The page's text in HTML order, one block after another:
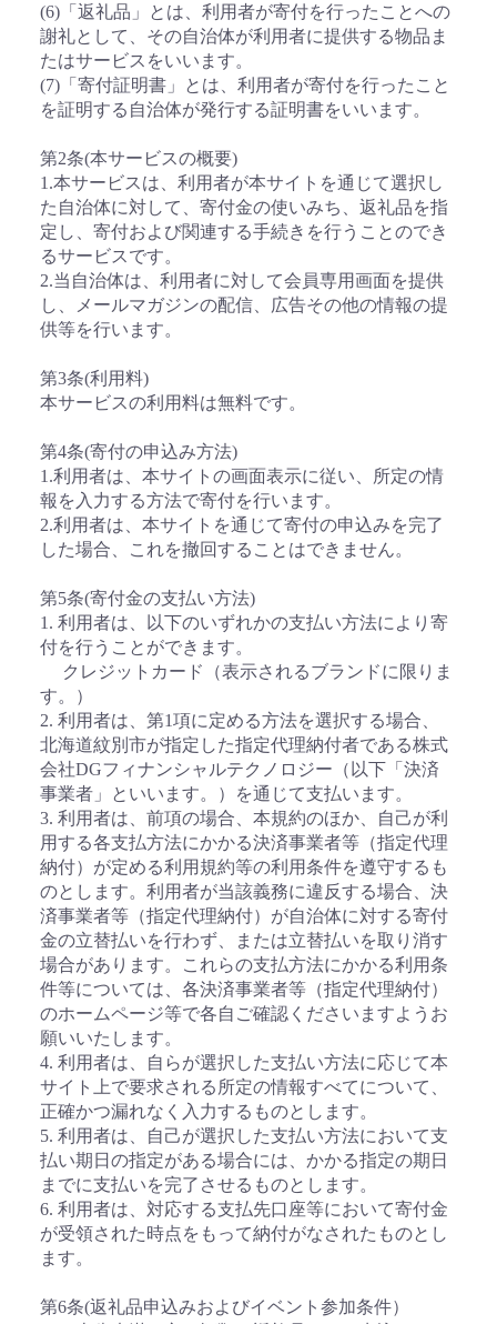
(6)「返礼品」とは、利用者が寄付を行ったことへの
謝礼として、その自治体が利用者に提供する物品ま
たはサービスをいいます。
(7)「寄付証明書」とは、利用者が寄付を行ったこと
を証明する自治体が発行する証明書をいいます。
第2条(本サービスの概要)
1.本サービスは、利用者が本サイトを通じて選択し
た自治体に対して、寄付金の使いみち、返礼品を指
定し、寄付および関連する手続きを行うことのでき
るサービスです。
2.当自治体は、利用者に対して会員専用画面を提供
し、メールマガジンの配信、広告その他の情報の提
供等を行います。
第3条(利用料)
本サービスの利用料は無料です。
第4条(寄付の申込み方法)
1.利用者は、本サイトの画面表示に従い、所定の情
報を入力する方法で寄付を行います。
2.利用者は、本サイトを通じて寄付の申込みを完了
した場合、これを撤回することはできません。
第5条(寄付金の支払い方法)
1. 利用者は、以下のいずれかの支払い方法により寄
付を行うことができます。
クレジットカード（表示されるブランドに限りま
す。）
2. 利用者は、第1項に定める方法を選択する場合、
北海道紋別市が指定した指定代理納付者である株式
会社DGフィナンシャルテクノロジー（以下「決済
事業者」といいます。）を通じて支払います。
3. 利用者は、前項の場合、本規約のほか、自己が利
用する各支払方法にかかる決済事業者等（指定代理
納付）が定める利用規約等の利用条件を遵守するも
のとします。利用者が当該義務に違反する場合、決
済事業者等（指定代理納付）が自治体に対する寄付
金の立替払いを行わず、または立替払いを取り消す
場合があります。これらの支払方法にかかる利用条
件等については、各決済事業者等（指定代理納付）
のホームページ等で各自ご確認くださいますようお
願いいたします。
4. 利用者は、自らが選択した支払い方法に応じて本
サイト上で要求される所定の情報すべてについて、
正確かつ漏れなく入力するものとします。
5. 利用者は、自己が選択した支払い方法において支
払い期日の指定がある場合には、かかる指定の期日
までに支払いを完了させるものとします。
6. 利用者は、対応する支払先口座等において寄付金
が受領された時点をもって納付がなされたものとし
ます。
第6条(返礼品申込みおよびイベント参加条件）